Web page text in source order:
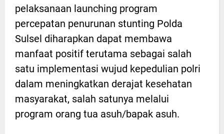
pelaksanaan launching program
percepatan penurunan stunting Polda
Sulsel diharapkan dapat membawa
manfaat positif terutama sebagai salah
satu implementasi wujud kepedulian polri
dalam meningkatkan derajat kesehatan
masyarakat, salah satunya melalui
program orang tua asuh/bapak asuh.